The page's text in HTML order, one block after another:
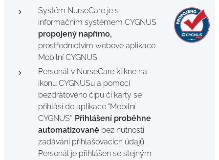
Systém NurseCare je s
informačním systémem CYGNUS
propojený napřímo,
prostřednictvím webové aplikace
Mobilní CYGNUS.
Personál v NurseCare klikne na
ikonu CYGNUSu a pomocí
bezdrátového čipu či karty se
přihlásí do aplikace "Mobilní
CYGNUS". Přihlášení proběhne
automatizovaně bez nutnosti
zadávání přihlašovacích údajů.
Personál je přihlášen se stejným